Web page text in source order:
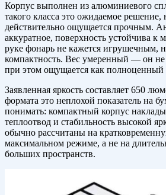
Корпус выполнен из алюминиевого
такого класса это ожидаемое
действительно ощущается прочным.
аккуратное, поверхность устойчива к
руке фонарь не кажется игрушечным,
компактность. Вес умеренный — он не
при этом ощущается как полноценный
Заявленная яркость составляет 650
формата это неплохой показатель на
понимать: компактный корпус
теплоотвод и стабильность высокой
обычно рассчитаны на
максимальном режиме, а не на
больших пространств.